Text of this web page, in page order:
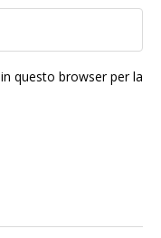
questo browser per la